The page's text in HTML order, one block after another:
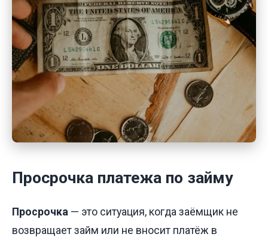
Просрочка платежа по займу
Просрочка — это ситуация, когда заёмщик не
возвращает займ или не вносит платёж в